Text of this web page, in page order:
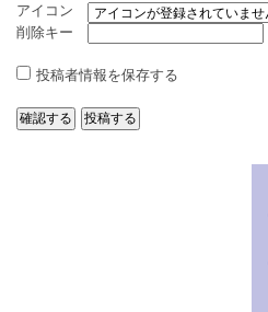
アイコン
削除キー
投稿者情報を保存する